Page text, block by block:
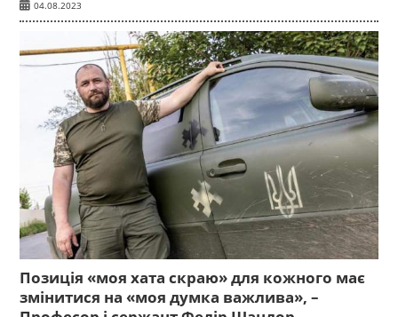
04.08.2023
Позиція «моя хата скраю» для кожного має
змінитися на «моя думка важлива», –